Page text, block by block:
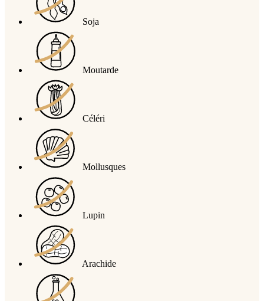
Soja
Moutarde
Céléri
Mollusques
Lupin
Arachide